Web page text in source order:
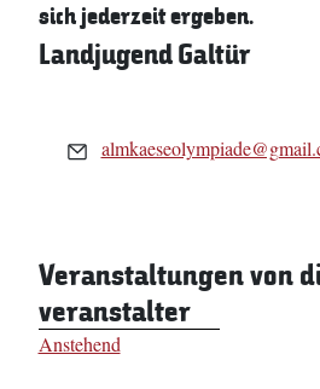
sich jederzeit ergeben.
Landjugend Galtür
Email
Veranstaltungen von
veranstalter
Anstehend